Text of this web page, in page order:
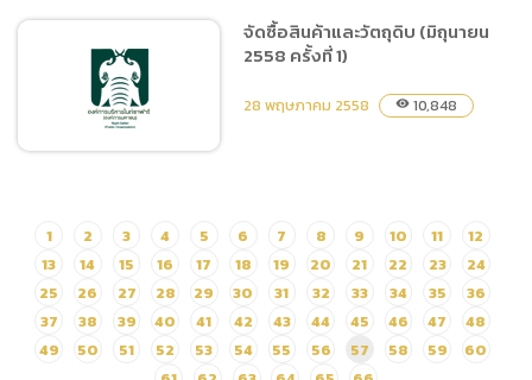
จัดซื้อน้ำมันเชื้อเพลิงชนิด
จัดซื้อสินค้าและวัตถุดิบ
(มิถุนายน 2558 ครั้งที่ 1)
จัดซื้อสินค้าและวัตถุดิบ (มิถุนายน
2558 ครั้งที่ 1)
28 พฤษภาคม 2558 visibility 10,848
1 2 3 4 5 6 7 8 9 10 11
12
13
14 15 16 17 18 19 20 21 22 23
24
25
26 27 28 29 30 31 32 33 34 35
36
37
38 39 40 41 42 43 44 45 46 47
48
49
50 51 52 53 54 55 56 57 58 59
60